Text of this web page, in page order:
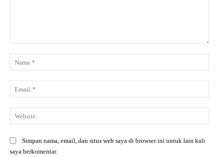
Simpan nama, email, dan situs web saya di browser ini untuk lain kali
saya berkomentar.